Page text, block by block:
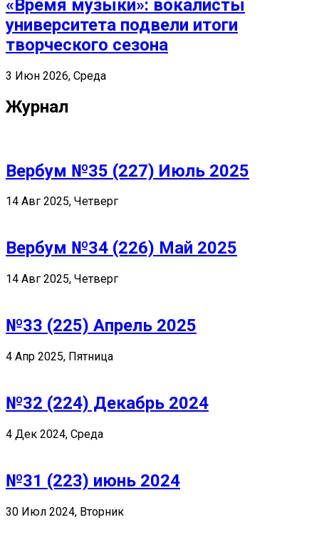
«Время музыки»: вокалисты
университета подвели итоги
творческого сезона
3 Июн 2026, Среда
Журнал
Вербум №35 (227) Июль 2025
14 Авг 2025, Четверг
Вербум №34 (226) Май 2025
14 Авг 2025, Четверг
№33 (225) Апрель 2025
4 Апр 2025, Пятница
№32 (224) Декабрь 2024
4 Дек 2024, Среда
№31 (223) июнь 2024
30 Июл 2024, Вторник